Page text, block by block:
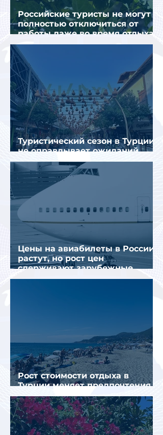
Российские туристы не могут
полностью отключиться от
работы даже во время отдыха
в Турции
Туристический сезон в Турции
не оправдывает ожиданий
отрасли
Цены на авиабилеты в России
растут, но рост цен
сдерживают зарубежные
конкуренты
Рост стоимости отдыха в
Турции меняет предпочтения
туристов